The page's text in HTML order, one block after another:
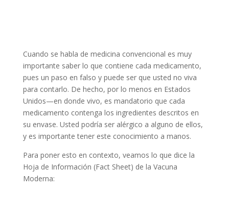
Cuando se habla de medicina convencional es muy
importante saber lo que contiene cada medicamento,
pues un paso en falso y puede ser que usted no viva
para contarlo. De hecho, por lo menos en Estados
Unidos—en donde vivo, es mandatorio que cada
medicamento contenga los ingredientes descritos en
su envase. Usted podría ser alérgico a alguno de ellos,
y es importante tener este conocimiento a manos.
Para poner esto en contexto, veamos lo que dice la
Hoja de Información (Fact Sheet) de la Vacuna
Moderna: